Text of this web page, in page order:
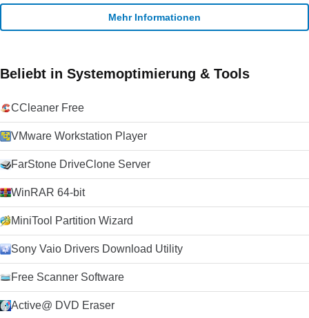
Mehr Informationen
Beliebt in Systemoptimierung & Tools
CCleaner Free
VMware Workstation Player
FarStone DriveClone Server
WinRAR 64-bit
MiniTool Partition Wizard
Sony Vaio Drivers Download Utility
Free Scanner Software
Active@ DVD Eraser